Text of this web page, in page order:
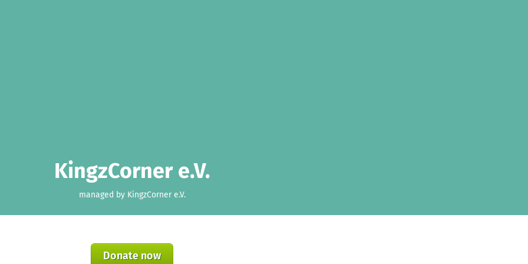
KingzCorner e.V.
managed by KingzCorner e.V.
Donate now